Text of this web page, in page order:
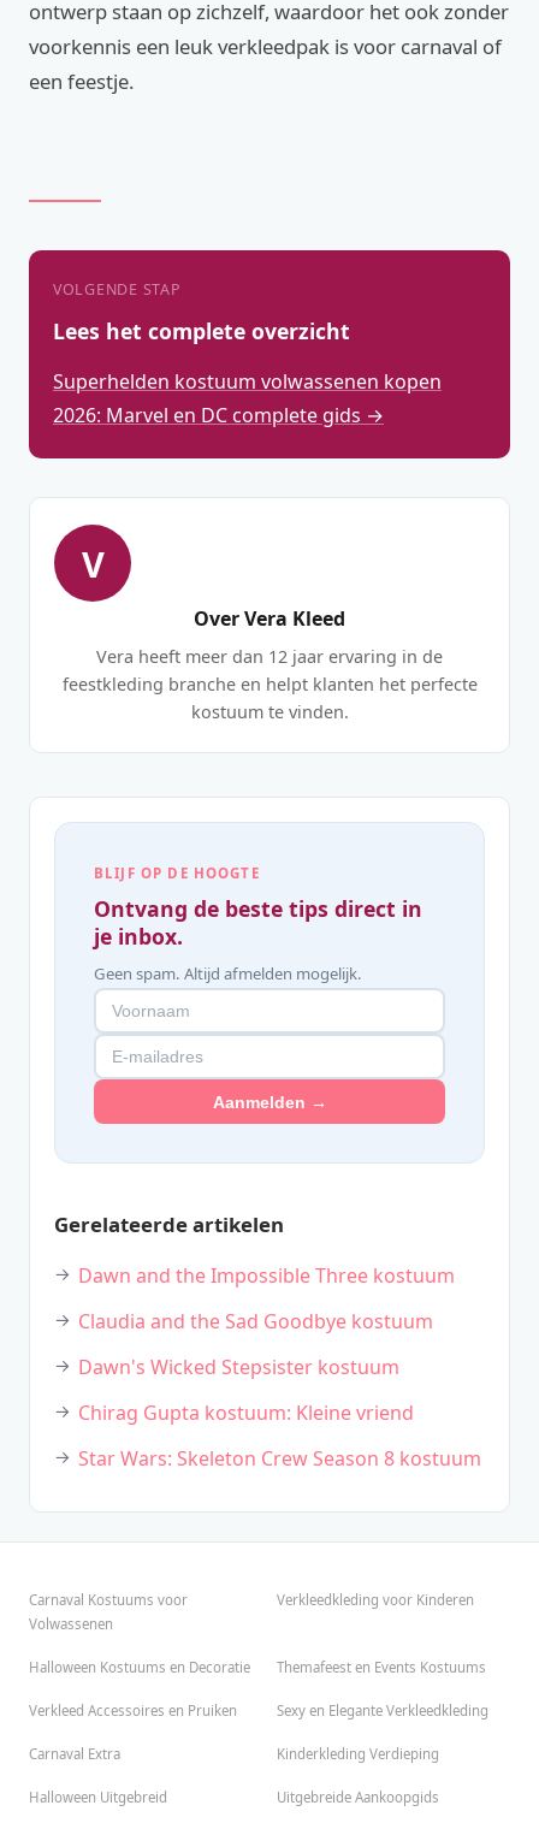
ontwerp staan op zichzelf, waardoor het ook zonder
voorkennis een leuk verkleedpak is voor carnaval of
een feestje.
VOLGENDE STAP
Lees het complete overzicht
Superhelden kostuum volwassenen kopen
2026: Marvel en DC complete gids →
V
Over Vera Kleed
Vera heeft meer dan 12 jaar ervaring in de
feestkleding branche en helpt klanten het perfecte
kostuum te vinden.
BLIJF OP DE HOOGTE
Ontvang de beste tips direct in
je inbox.
Geen spam. Altijd afmelden mogelijk.
Aanmelden →
Gerelateerde artikelen
Dawn and the Impossible Three kostuum
Claudia and the Sad Goodbye kostuum
Dawn's Wicked Stepsister kostuum
Chirag Gupta kostuum: Kleine vriend
Star Wars: Skeleton Crew Season 8 kostuum
Carnaval Kostuums voor
Volwassenen
Verkleedkleding voor Kinderen
Halloween Kostuums en Decoratie Themafeest en Events Kostuums
Verkleed Accessoires en Pruiken Sexy en Elegante Verkleedkleding
Carnaval Extra Kinderkleding Verdieping
Halloween Uitgebreid Uitgebreide Aankoopgids